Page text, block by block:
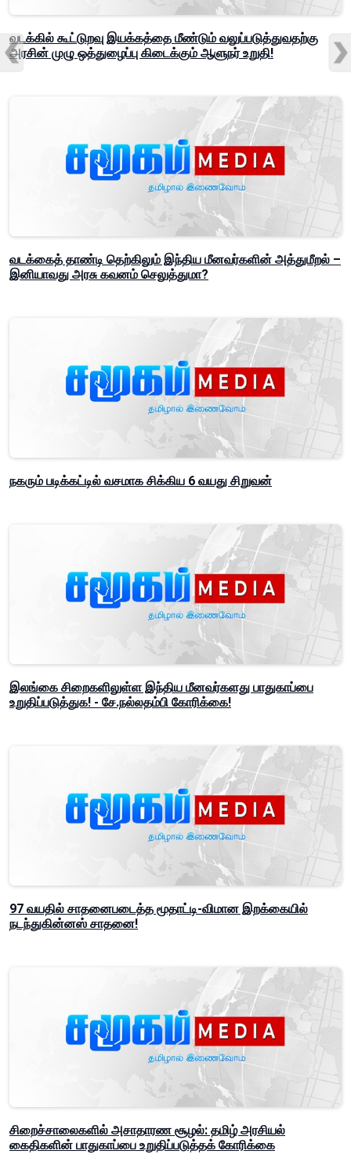
வடக்கில் கூட்டுறவு இயக்கத்தை மீண்டும் வலுப்படுத்துவதற்கு
அரசின் முழு ஒத்துழைப்பு கிடைக்கும் ஆளுநர் உறுதி!
வடக்கைத் தாண்டி தெற்கிலும் இந்திய மீனவர்களின் அத்துமீறல் –
இனியாவது அரசு கவனம் செலுத்துமா?
நகரும் படிக்கட்டில் வசமாக சிக்கிய 6 வயது சிறுவன்
இலங்கை சிறைகளிலுள்ள இந்திய மீனவர்களது பாதுகாப்பை
உறுதிப்படுத்துக! - சே.நல்லதம்பி கோரிக்கை!
97 வயதில் சாதனைபடைத்த மூதாட்டி-விமான இறக்கையில்
நடந்துகின்னஸ் சாதனை!
சிறைச்சாலைகளில் அசாதாரண சூழல்: தமிழ் அரசியல்
கைதிகளின் பாதுகாப்பை உறுதிப்படுத்தக் கோரிக்கை